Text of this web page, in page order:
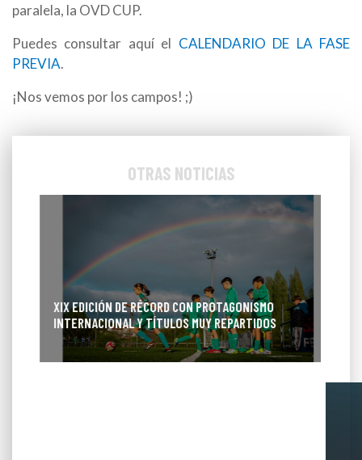
paralela, la OVD CUP.
Puedes consultar aquí el CALENDARIO DE LA FASE
PREVIA.
¡Nos vemos por los campos! ;)
OTRAS NOTICIAS
XIX EDICIÓN DE RÉCORD CON PROTAGONISMO
INTERNACIONAL Y TÍTULOS MUY REPARTIDOS